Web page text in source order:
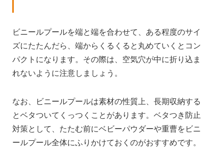
ビニールプールを端と端を合わせて、ある程度のサイ
ズにたたんだら、端からくるくると丸めていくとコン
パクトになります。その際は、空気穴が中に折り込ま
れないように注意しましょう。
なお、ビニールプールは素材の性質上、長期収納する
とベタついてくっつくことがあります。ベタつき防止
対策として、たたむ前にベビーパウダーや重曹をビニ
ールプール全体にふりかけておくのがおすすめです。